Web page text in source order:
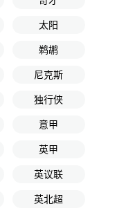
太阳
鹈鹕
尼克斯
独行侠
意甲
英甲
英议联
英北超